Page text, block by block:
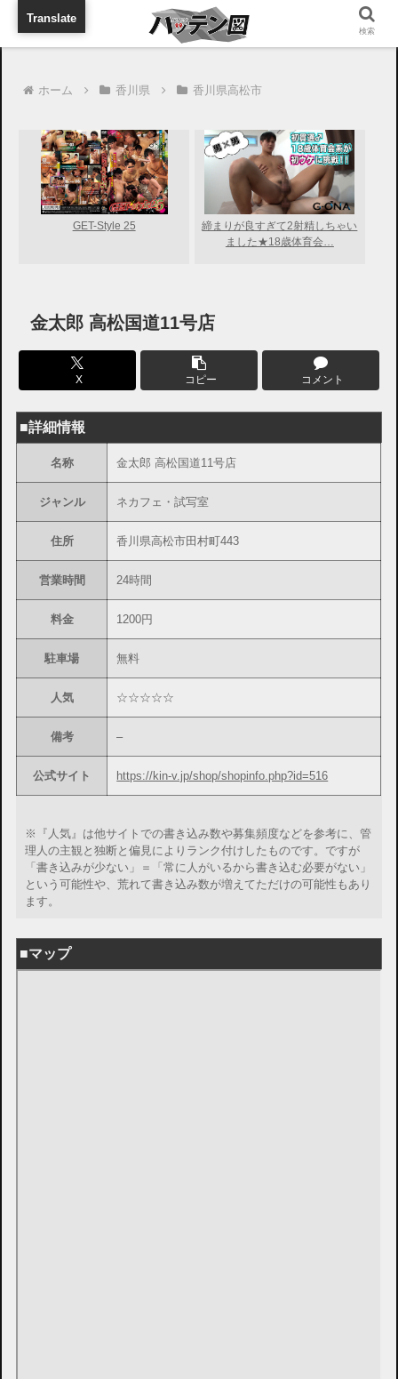
旅行に出張に待ち合わせに
ホーム 香川県 香川県高松市
GET-Style 25
締まりが良すぎて2射精しちゃい
ました★18歳体育会…
金太郎 高松国道11号店
X コピー コメント
■詳細情報
名称 金太郎 高松国道11号店
ジャンル ネカフェ・試写室
住所 香川県高松市田村町443
営業時間 24時間
料金 1200円
駐車場 無料
人気 ☆☆☆☆☆
備考 –
公式サイト https://kin-v.jp/shop/shopinfo.php?id=516
※『人気』は他サイトでの書き込み数や募集頻度などを参考に、管
理人の主観と独断と偏見によりランク付けしたものです。ですが
「書き込みが少ない」＝「常に人がいるから書き込む必要がない」
という可能性や、荒れて書き込み数が増えてただけの可能性もあり
ます。
■マップ
検索
Translate